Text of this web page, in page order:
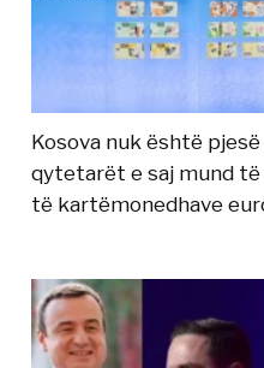
Kosova nuk është
qytetarët e saj mund
të kartëmonedhave